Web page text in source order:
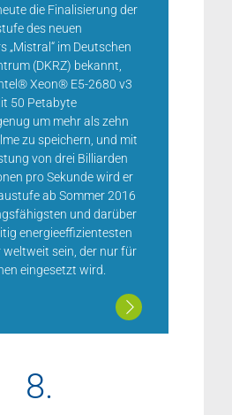
die Finalisierung der
des neuen
„Mistral“ im Deutschen
(DKRZ) bekannt,
Xeon® E5-2680 v3
50 Petabyte
um mehr als zehn
zu speichern, und mit
von drei Billiarden
pro Sekunde wird er
ab Sommer 2016
und darüber
energieeffizientesten
sein, der nur für
eingesetzt wird.
8.